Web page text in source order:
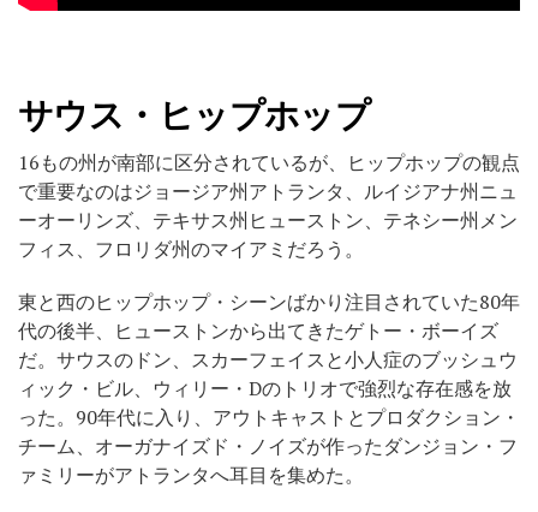
サウス・ヒップホップ
16もの州が南部に区分されているが、ヒップホップの観点
で重要なのはジョージア州アトランタ、ルイジアナ州ニュ
ーオーリンズ、テキサス州ヒューストン、テネシー州メン
フィス、フロリダ州のマイアミだろう。
東と西のヒップホップ・シーンばかり注目されていた80年
代の後半、ヒューストンから出てきたゲトー・ボーイズ
だ。サウスのドン、スカーフェイスと小人症のブッシュウ
ィック・ビル、ウィリー・Dのトリオで強烈な存在感を放
った。90年代に入り、アウトキャストとプロダクション・
チーム、オーガナイズド・ノイズが作ったダンジョン・フ
ァミリーがアトランタへ耳目を集めた。